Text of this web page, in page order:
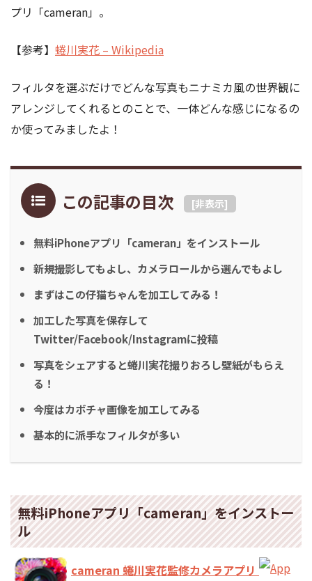
プリ「cameran」。
【参考】 蜷川実花 – Wikipedia
フィルタを選ぶだけでどんな写真もニナミカ風の世界観に
アレンジしてくれるとのことで、一体どんな感じになるの
か使ってみましたよ！
この記事の目次 [非表示]
無料iPhoneアプリ「cameran」をインストール
新規撮影してもよし、カメラロールから選んでもよし
まずはこの仔猫ちゃんを加工してみる！
加工した写真を保存して
Twitter/Facebook/Instagramに投稿
写真をシェアすると蜷川実花撮りおろし壁紙がもらえ
る！
今度はカボチャ画像を加工してみる
基本的に派手なフィルタが多い
無料iPhoneアプリ「cameran」をインストー
ル
cameran 蜷川実花監修カメラアプリ